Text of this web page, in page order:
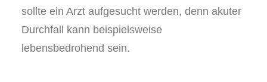
sollte ein Arzt aufgesucht werden, denn akuter
Durchfall kann beispielsweise
lebensbedrohend sein.